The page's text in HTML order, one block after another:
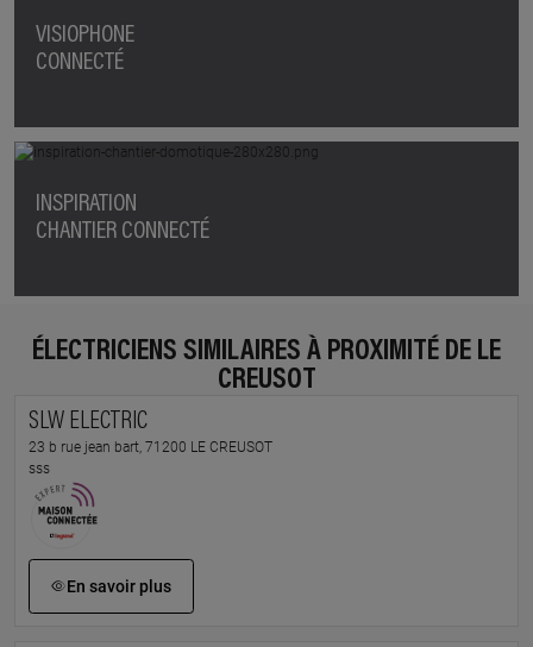
VISIOPHONE
CONNECTÉ
INSPIRATION
CHANTIER CONNECTÉ
ÉLECTRICIENS SIMILAIRES À PROXIMITÉ DE LE
CREUSOT
SLW ELECTRIC
23 b rue jean bart, 71200 LE CREUSOT
sss
En savoir plus